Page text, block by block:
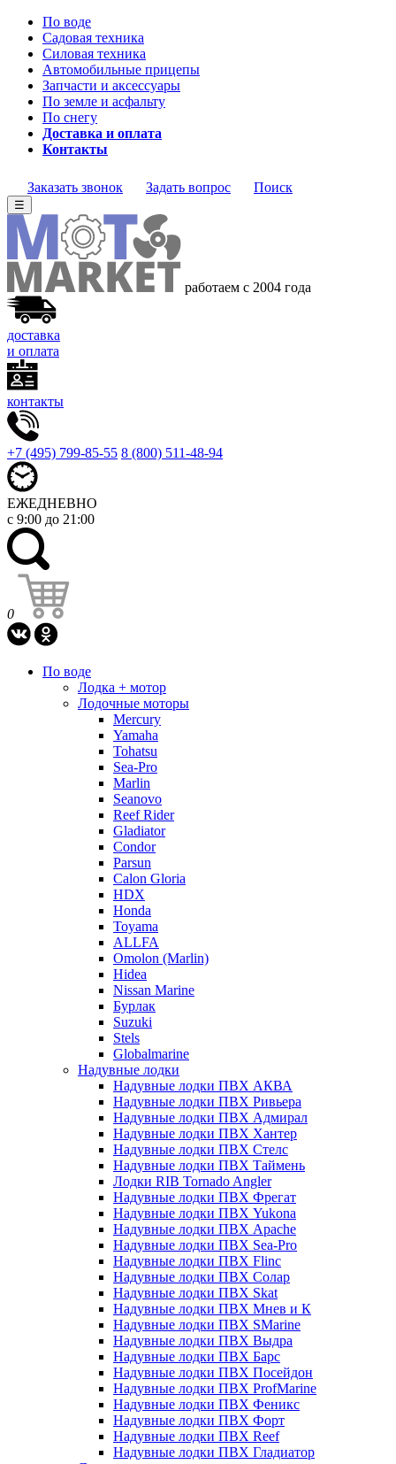
По воде
Садовая техника
Силовая техника
Автомобильные прицепы
Запчасти и аксессуары
По земле и асфальту
По снегу
Доставка и оплата
Контакты
Заказать звонок Задать вопрос Поиск
☰
работаем с 2004 года
доставка
и оплата
контакты
+7 (495) 799-85-55 8 (800) 511-48-94
ЕЖЕДНЕВНО
с 9:00 до 21:00
0
По воде
Лодка + мотор
Лодочные моторы
Mercury
Yamaha
Tohatsu
Sea-Pro
Marlin
Seanovo
Reef Rider
Gladiator
Condor
Parsun
Calon Gloria
HDX
Honda
Toyama
ALLFA
Omolon (Marlin)
Hidea
Nissan Marine
Бурлак
Suzuki
Stels
Globalmarine
Надувные лодки
Надувные лодки ПВХ АКВА
Надувные лодки ПВХ Ривьера
Надувные лодки ПВХ Адмирал
Надувные лодки ПВХ Хантер
Надувные лодки ПВХ Стелс
Надувные лодки ПВХ Таймень
Лодки RIB Tornado Angler
Надувные лодки ПВХ Фрегат
Надувные лодки ПВХ Yukona
Надувные лодки ПВХ Apache
Надувные лодки ПВХ Sea-Pro
Надувные лодки ПВХ Flinc
Надувные лодки ПВХ Солар
Надувные лодки ПВХ Skat
Надувные лодки ПВХ Мнев и К
Надувные лодки ПВХ SMarine
Надувные лодки ПВХ Выдра
Надувные лодки ПВХ Барс
Надувные лодки ПВХ Посейдон
Надувные лодки ПВХ ProfMarine
Надувные лодки ПВХ Феникс
Надувные лодки ПВХ Форт
Надувные лодки ПВХ Reef
Надувные лодки ПВХ Гладиатор